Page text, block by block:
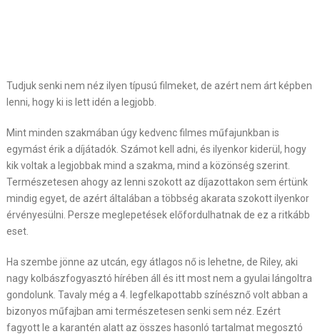
Tudjuk senki nem néz ilyen típusú filmeket, de azért nem árt képben
lenni, hogy ki is lett idén a legjobb.
Mint minden szakmában úgy kedvenc filmes műfajunkban is
egymást érik a díjátadók. Számot kell adni, és ilyenkor kiderül, hogy
kik voltak a legjobbak mind a szakma, mind a közönség szerint.
Természetesen ahogy az lenni szokott az díjazottakon sem értünk
mindig egyet, de azért általában a többség akarata szokott ilyenkor
érvényesülni. Persze meglepetések előfordulhatnak de ez a ritkább
eset.
Ha szembe jönne az utcán, egy átlagos nő is lehetne, de Riley, aki
nagy kolbászfogyasztó hírében áll és itt most nem a gyulai lángoltra
gondolunk. Tavaly még a 4. legfelkapottabb színésznő volt abban a
bizonyos műfajban ami természetesen senki sem néz. Ezért
fagyott le a karantén alatt az összes hasonló tartalmat megosztó